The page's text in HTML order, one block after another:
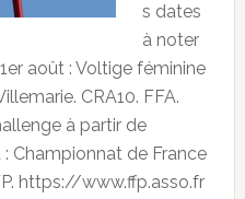
s dates
à noter
août : Voltige féminine
CRA10. FFA.
à partir de
: Championnat de France
https://www.ffp.asso.fr